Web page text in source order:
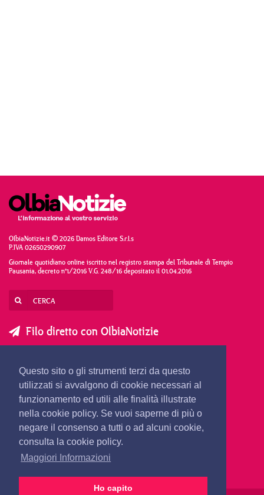
Questo sito o gli strumenti terzi da questo
utilizzati si avvalgono di cookie necessari al
funzionamento ed utili alle finalità illustrate
nella cookie policy. Se vuoi saperne di più o
negare il consenso a tutti o ad alcuni cookie,
consulta la cookie policy.
Maggiori Informazioni
Ho capito
OlbiaNotizie.it © 2026 Damos Editore S.r.l.s
P.IVA 02650290907
Giornale quotidiano online iscritto nel registro stampa del Tribunale di Tempio
Pausania, decreto n°1/2016 V.G. 248/16 depositato il 01.04.2016
Filo diretto con OlbiaNotizie
SEGNALA UNA NOTIZIA
SEGNALA UN EVENTO
redazione@olbianotizie.it